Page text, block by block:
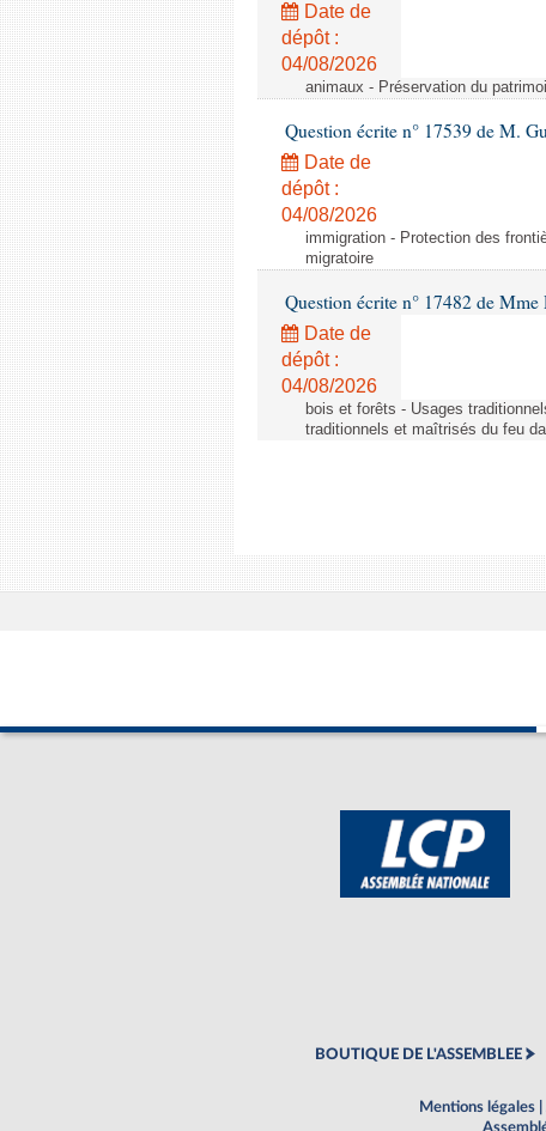
Date de
dépôt :
04/08/2026
animaux - Préservation du
Question écrite n° 17539 de M.
Date de
dépôt :
04/08/2026
immigration - Protection des
migratoire
Question écrite n° 17482 de
Date de
dépôt :
04/08/2026
bois et forêts - Usages
traditionnels et maîtrisés du feu
BOUTIQUE DE L'ASSEMBLEE
Mentions légales